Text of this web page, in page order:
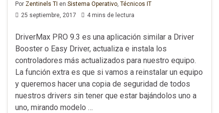
Por Zentinels TI en Sistema Operativo, Técnicos IT
25 septiembre, 2017
4 mins de lectura
DriverMax PRO 9.3 es una aplicación similar a Driver
Booster o Easy Driver, actualiza e instala los
controladores más actualizados para nuestro equipo.
La función extra es que si vamos a reinstalar un equipo
y queremos hacer una copia de seguridad de todos
nuestros drivers sin tener que estar bajándolos uno a
uno, mirando modelo …